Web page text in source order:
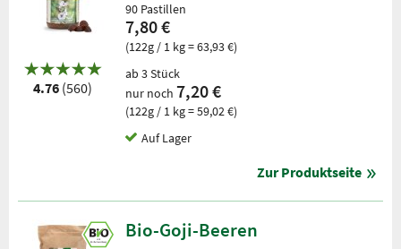
4.76 (560)
90 Pastillen
7,80 €
(122g / 1 kg = 63,93 €)
ab 3 Stück
nur noch 7,20 €
(122g / 1 kg = 59,02 €)
Auf Lager
Zur Produktseite
Bio-Goji-Beeren